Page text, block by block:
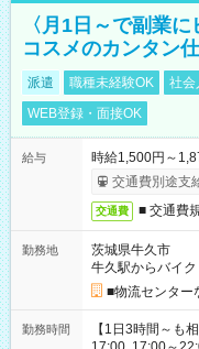
〈月1日～で副業
コスメのカンタン
派遣 職種未経験OK 社会
WEB登録・面接OK
給与
時給1,500円～
交通費別途支
交通費 ■ 交通費
勤務地
茨城県牛久市
牛久駅からバイ
■物流センタ
勤務時間
【1日3時間～も相談OK!】 ＜シフト例＞